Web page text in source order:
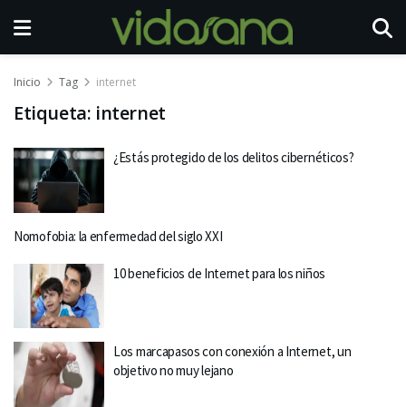
Inicio Tag internet
Etiqueta: internet
¿Estás protegido de los delitos cibernéticos?
Nomofobia: la enfermedad del siglo XXI
10 beneficios de Internet para los niños
Los marcapasos con conexión a Internet, un
objetivo no muy lejano